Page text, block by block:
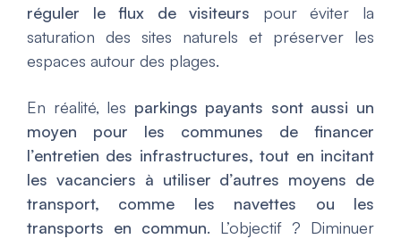
réguler le flux de visiteurs pour éviter la
saturation des sites naturels et préserver les
espaces autour des plages.
En réalité, les parkings payants sont aussi un
moyen pour les communes de financer
l’entretien des infrastructures, tout en incitant
les vacanciers à utiliser d’autres moyens de
transport, comme les navettes ou les
transports en commun. L’objectif ? Diminuer